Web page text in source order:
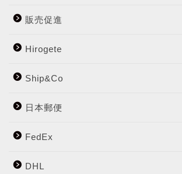
販売促進
Hirogete
Ship&Co
日本郵便
FedEx
DHL